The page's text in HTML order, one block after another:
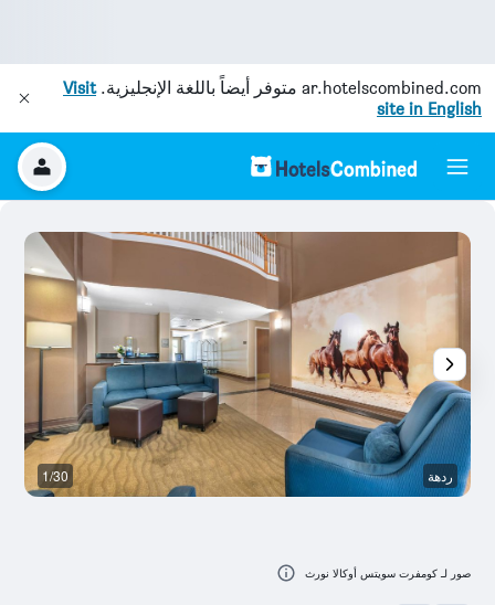
ar.hotelscombined.com متوفر أيضاً باللغة الإنجليزية.Visit
site in English
ردهة 1/30
صور لـ كومفرت سويتس أوكالا نورث